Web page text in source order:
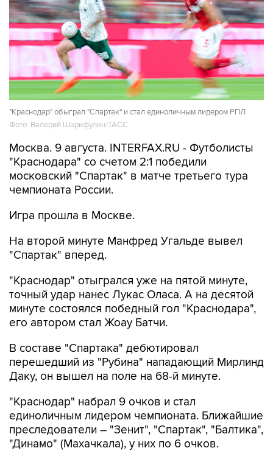
"Краснодар" обыграл "Спартак" и стал единоличным лидером РПЛ
Фото: Валерий Шарифулин/ТАСС
Москва. 9 августа. INTERFAX.RU - Футболисты
"Краснодара" со счетом 2:1 победили
московский "Спартак" в матче третьего тура
чемпионата России.
Игра прошла в Москве.
На второй минуте Манфред Угальде вывел
"Спартак" вперед.
"Краснодар" отыгрался уже на пятой минуте,
точный удар нанес Лукас Оласа. А на десятой
минуте состоялся победный гол "Краснодара",
его автором стал Жоау Батчи.
В составе "Спартака" дебютировал
перешедший из "Рубина" нападающий Мирлинд
Даку, он вышел на поле на 68-й минуте.
"Краснодар" набрал 9 очков и стал
единоличным лидером чемпионата. Ближайшие
преследователи – "Зенит", "Спартак", "Балтика",
"Динамо" (Махачкала), у них по 6 очков.